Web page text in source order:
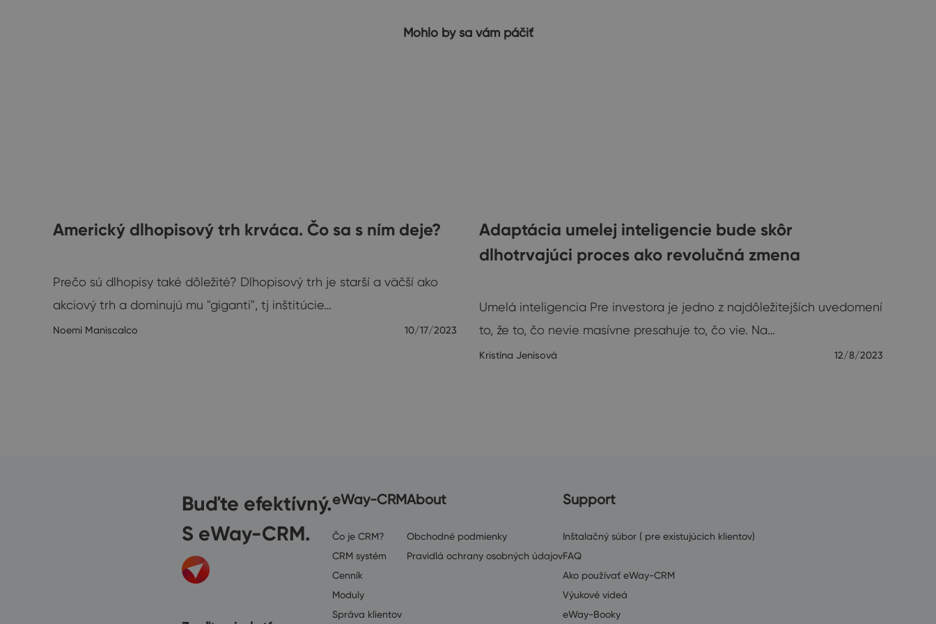
Mohlo by sa vám páčiť
Americký dlhopisový trh krváca. Čo sa s ním deje?
Prečo sú dlhopisy také dôležité? Dlhopisový trh je starší a väčší ako
akciový trh a dominujú mu "giganti", tj inštitúcie…
Noemi Maniscalco 10/17/2023
Adaptácia umelej inteligencie bude skôr
dlhotrvajúci proces ako revolučná zmena
Umelá inteligencia Pre investora je jedno z najdôležitejších uvedomení
to, že to, čo nevie masívne presahuje to, čo vie. Na…
Kristína Jenisová 12/8/2023
Buďte efektívný.
S eWay-CRM.
eWay-CRM
Čo je CRM?
CRM systém
Cenník
Moduly
Správa klientov
About
Obchodné podmienky
Pravidlá ochrany osobných údajov
Support
Inštalačný súbor ( pre existujúcich klientov)
FAQ
Ako používať eWay-CRM
Výukové videá
eWay-Booky